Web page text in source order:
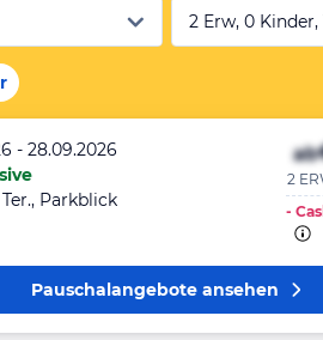
2 Erw, 0 Kinder,
- 28.09.2026
Parkblick
ab
2
-
Pauschalangeboteansehen